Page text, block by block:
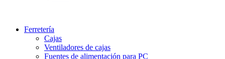
Ferretería
Cajas
Ventiladores de cajas
Fuentes de alimentación para PC